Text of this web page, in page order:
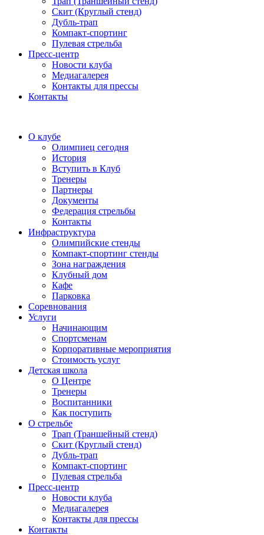
Скит (Круглый стенд)
Дубль-трап
Компакт-спортинг
Пулевая стрельба
Пресс-центр
Новости клуба
Медиагалерея
Контакты для прессы
Контакты
О клубе
Олимпиец сегодня
История
Вступить в Клуб
Тренеры
Партнеры
Документы
Федерация стрельбы
Контакты
Инфраструктура
Олимпийские стенды
Компакт-спортинг стенды
Зона награждения
Клубный дом
Кафе
Парковка
Соревнования
Услуги
Начинающим
Спортсменам
Корпоративные мероприятия
Стоимость услуг
Детская школа
О Центре
Тренеры
Воспитанники
Как поступить
О стрельбе
Трап (Траншейный стенд)
Скит (Круглый стенд)
Дубль-трап
Компакт-спортинг
Пулевая стрельба
Пресс-центр
Новости клуба
Медиагалерея
Контакты для прессы
Контакты